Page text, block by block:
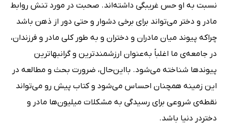
نسبت به او حس غریبگی داشته‌اند. صحبت در مورد تنش روابط
مادر و دختر می‌تواند برای برخی دشوار و حتی دور از ذهن باشد
چراکه پیوند میان مادران و دختران و به طور کلی مادر و فرزندان،
در جامعه‌ی ما اغلباً به‌عنوان ارزشمندترین و گرانبهاترین
پیوندها شناخته می‌شود. بااین‌حال، ضرورت بحث و مطالعه در
این زمینه همچنان احساس می‌شود و کتاب پیش رو می‌تواند
نقطه‌ی شروعی برای رسیدگی به مشکلات میلیون‌ها مادر و
دختردر دنیا باشد.